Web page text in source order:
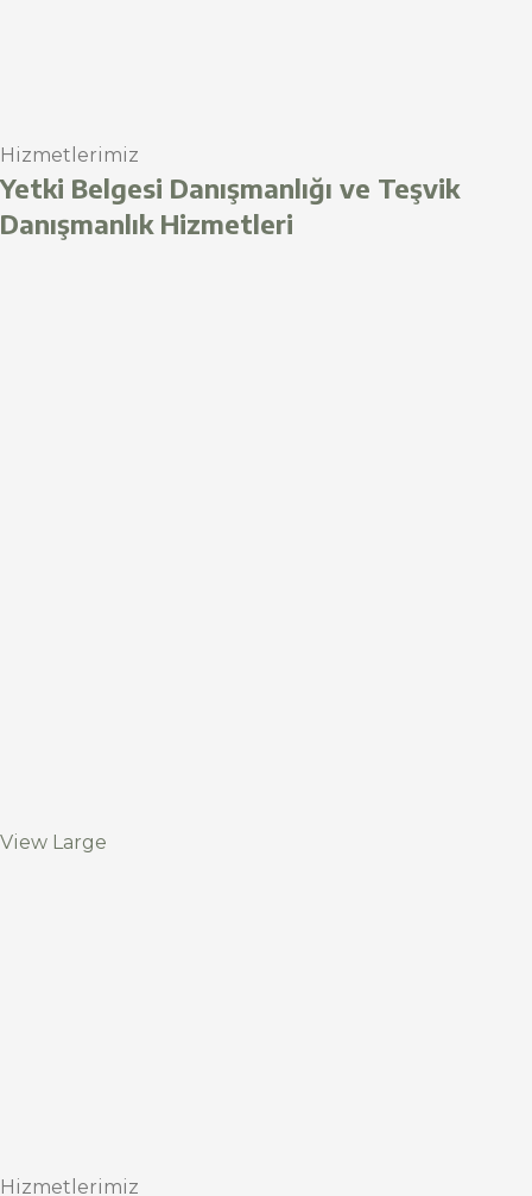
Hizmetlerimiz
Yetki Belgesi Danışmanlığı ve Teşvik
Danışmanlık Hizmetleri
View Large
Hizmetlerimiz